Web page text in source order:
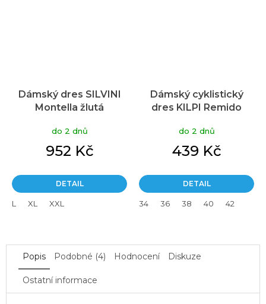
Dámský dres SILVINI
Montella žlutá
do 2 dnů
952 Kč
DETAIL
L XL XXL
Dámský cyklistický
dres KILPI Remido
do 2 dnů
439 Kč
DETAIL
34 36 38 40 42
Popis Podobné (4) Hodnocení Diskuze
Ostatní informace